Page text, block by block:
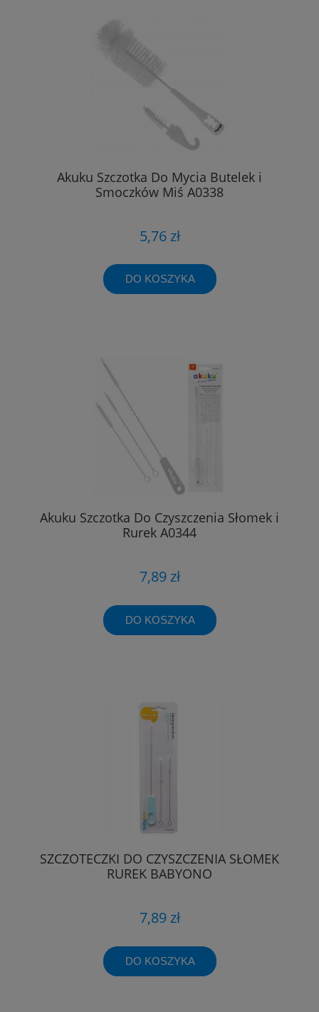
Akuku Szczotka Do Mycia Butelek i
Smoczków Miś A0338
5,76 zł
DO KOSZYKA
Akuku Szczotka Do Czyszczenia Słomek i
Rurek A0344
7,89 zł
DO KOSZYKA
SZCZOTECZKI DO CZYSZCZENIA SŁOMEK
RUREK BABYONO
7,89 zł
DO KOSZYKA